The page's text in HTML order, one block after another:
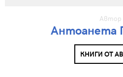
Автор
Антоанета
КНИГИ ОТ